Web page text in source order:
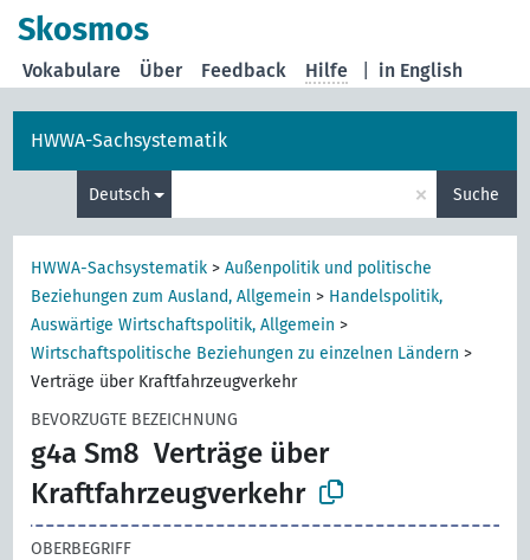
Skosmos
in English
Vokabulare Über Feedback Hilfe
HWWA-Sachsystematik
Deutsch × Suche
HWWA-Sachsystematik >Außenpolitik und politische
Beziehungen zum Ausland, Allgemein > Handelspolitik,
Auswärtige Wirtschaftspolitik, Allgemein >
Wirtschaftspolitische Beziehungen zu einzelnen Ländern >
Verträge über Kraftfahrzeugverkehr
BEVORZUGTE BEZEICHNUNG
g4a Sm8 Verträge über
Kraftfahrzeugverkehr
OBERBEGRIFF